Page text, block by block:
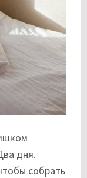
дня.
собрать